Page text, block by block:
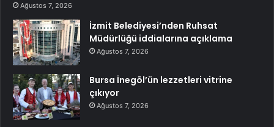
Ağustos 7, 2026
İzmit Belediyesi’nden Ruhsat
Müdürlüğü iddialarına açıklama
Ağustos 7, 2026
Bursa İnegöl’ün lezzetleri vitrine
çıkıyor
Ağustos 7, 2026